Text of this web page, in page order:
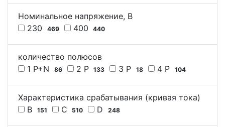
Номинальное напряжение, В
230
469 400 440
количество полюсов
1 P+N
86 2 P 133 3 P 18 4 P 104
Характеристика срабатывания (кривая тока)
B
151 C 510 D 248